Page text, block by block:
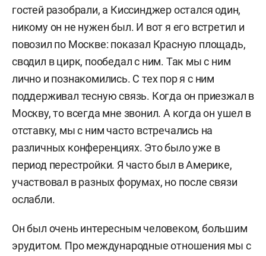
гостей разобрали, а Киссинджер остался один,
никому он не нужен был. И вот я его встретил и
повозил по Москве: показал Красную площадь,
сводил в цирк, пообедал с ним. Так мы с ним
лично и познакомились. С тех пор я с ним
поддерживал тесную связь. Когда он приезжал в
Москву, то всегда мне звонил. А когда он ушел в
отставку, мы с ним часто встречались на
различных конференциях. Это было уже в
период перестройки. Я часто был в Америке,
участвовал в разных форумах, но после связи
ослабли.
Он был очень интересным человеком, большим
эрудитом. Про международные отношения мы с